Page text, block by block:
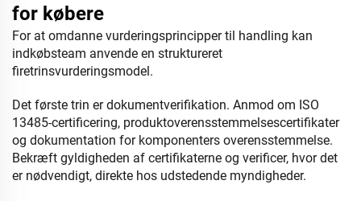
for købere
For at omdanne vurderingsprincipper til handling kan
indkøbsteam anvende en struktureret
firetrinsvurderingsmodel.
Det første trin er dokumentverifikation. Anmod om ISO
13485-certificering, produktoverensstemmelsescertifikater
og dokumentation for komponenters overensstemmelse.
Bekræft gyldigheden af certifikaterne og verificer, hvor det
er nødvendigt, direkte hos udstedende myndigheder.